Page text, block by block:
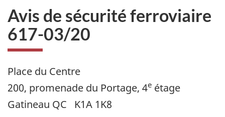
Avis de sécurité ferroviaire
617-03/20
Place du Centre
200, promenade du Portage, 4e étage
Gatineau QC K1A 1K8